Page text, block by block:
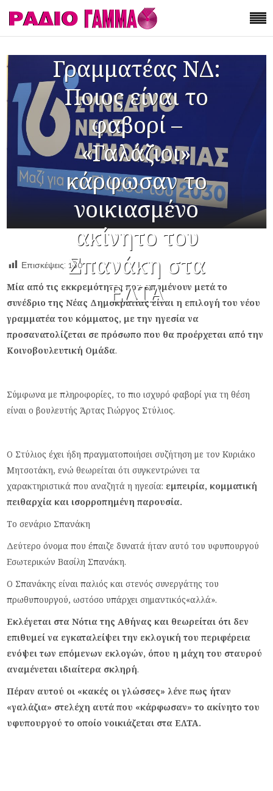
Γραμματέας ΝΔ:
Ποιος είναι το
φαβορί –
«Γαλάζιοι»
κάρφωσαν το
νοικιασμένο
ακίνητο του
Σπανάκη στα
ΕΛΤΑ
Επισκέψεις: 180
Μία από τις εκκρεμότητες που απομένουν μετά το
συνέδριο της Νέας Δημοκρατίας είναι η επιλογή του νέου
γραμματέα του κόμματος, με την ηγεσία να
προσανατολίζεται σε πρόσωπο που θα προέρχεται από την
Κοινοβουλευτική Ομάδα.
Σύμφωνα με πληροφορίες, το πιο ισχυρό φαβορί για τη θέση
είναι ο βουλευτής Άρτας Γιώργος Στύλιος.
Ο Στύλιος έχει ήδη πραγματοποιήσει συζήτηση με τον Κυριάκο
Μητσοτάκη, ενώ θεωρείται ότι συγκεντρώνει τα
χαρακτηριστικά που αναζητά η ηγεσία: εμπειρία, κομματική
πειθαρχία και ισορροπημένη παρουσία.
Το σενάριο Σπανάκη
Δεύτερο όνομα που έπαιζε δυνατά ήταν αυτό του υφυπουργού
Εσωτερικών Βασίλη Σπανάκη.
Ο Σπανάκης είναι παλιός και στενός συνεργάτης του
πρωθυπουργού, ωστόσο υπάρχει σημαντικός«αλλά».
Εκλέγεται στα Νότια της Αθήνας και θεωρείται ότι δεν
επιθυμεί να εγκαταλείψει την εκλογική του περιφέρεια
ενόψει των επόμενων εκλογών, όπου η μάχη του σταυρού
αναμένεται ιδιαίτερα σκληρή.
Πέραν αυτού οι «κακές οι γλώσσες» λένε πως ήταν
«γαλάζια» στελέχη αυτά που «κάρφωσαν» το ακίνητο του
υφυπουργού το οποίο νοικιάζεται στα ΕΛΤΑ.